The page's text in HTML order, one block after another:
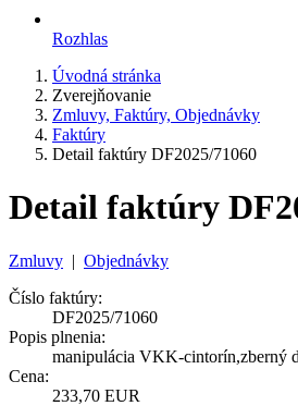
Rozhlas
Úvodná stránka
Zverejňovanie
Zmluvy, Faktúry, Objednávky
Faktúry
Detail faktúry DF2025/71060
Detail faktúry
Zmluvy | Objednávky
Číslo faktúry:
DF2025/71060
Popis plnenia:
manipulácia VKK-cintorín,zberný
Cena:
233,70 EUR